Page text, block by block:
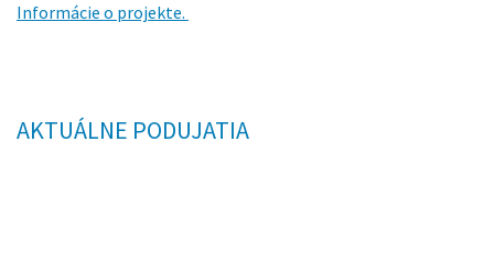
Informácie o projekte.
AKTUÁLNE PODUJATIA